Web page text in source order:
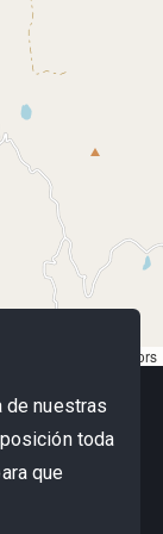
contributors
de nuestras
toda
que